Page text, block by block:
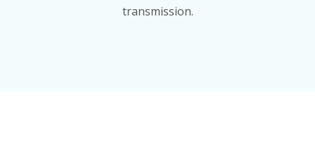
transmission.